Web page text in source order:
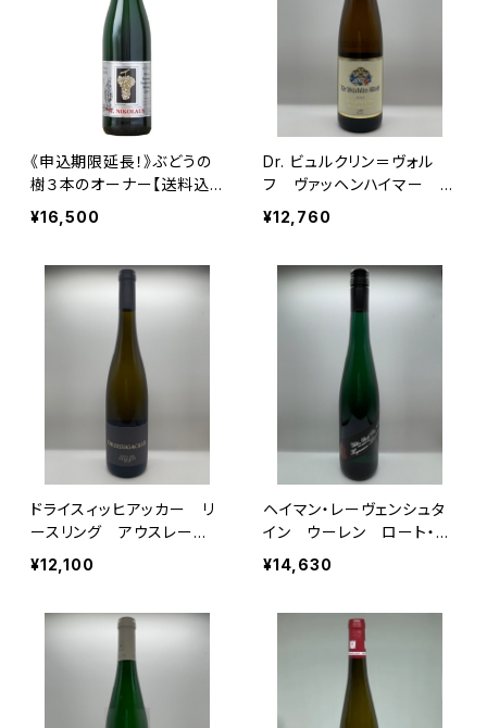
《申込期限延長！》ぶどうの
樹３本のオーナー【送料込
み商品/2027年7〜8月頃
お届け】
¥16,500
Dr. ビュルクリン＝ヴォル
フ ヴァッヘンハイマー レ
ヒベッヒェル P.C. 2022
¥12,760
ドライスィッヒアッカー リ
ースリング アウスレー
ゼ 2022
¥12,100
ヘイマン・レーヴェンシュタ
イン ウーレン ロート・ラ
イ GG 2023
¥14,630